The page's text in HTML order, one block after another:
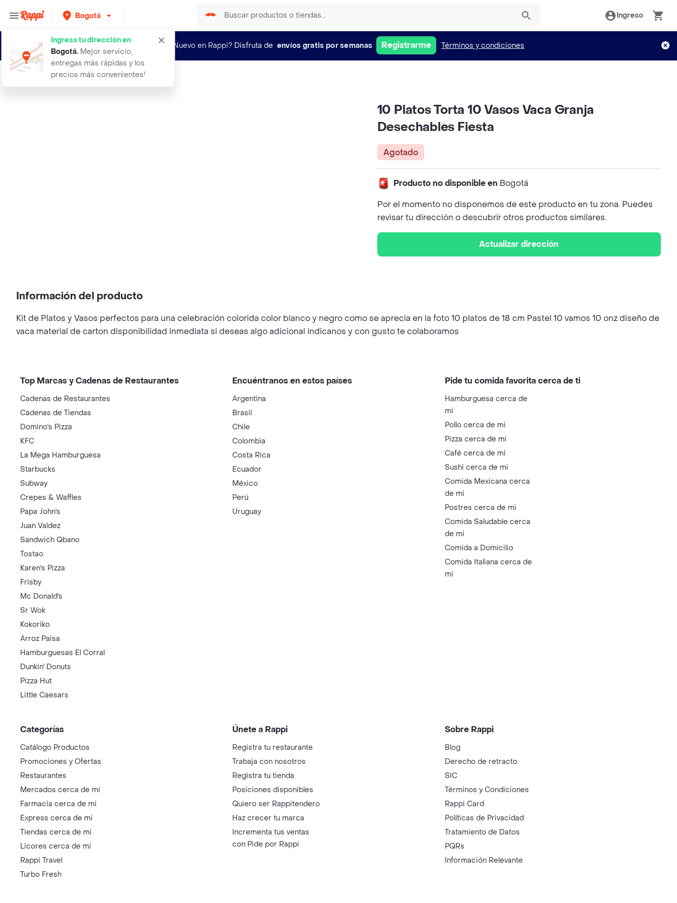
Bogotá
Ingresa tu dirección en
Bogotá. Mejor servicio,
entregas más rápidas y los
precios más convenientes!
Ingreso
¿Nuevo en Rappi? Disfruta de envíos gratis por semanas Registrarme Términos y condiciones
10 platos torta 10 vasos vaca granj
10 Platos Torta 10 Vasos Vaca Granja
Desechables Fiesta
Agotado
Producto no disponible en Bogotá
Por el momento no disponemos de este producto en tu zona. Puedes
revisar tu dirección o descubrir otros productos similares.
Actualizar dirección
Información del producto
Kit de Platos y Vasos perfectos para una celebración colorida color blanco y negro como se aprecia en la foto 10 platos de 18 cm Pastel 10 vamos 10 onz diseño de
vaca material de carton disponibilidad inmediata si deseas algo adicional indicanos y con gusto te colaboramos
Top Marcas y Cadenas de Restaurantes
Cadenas de Restaurantes
Cadenas de Tiendas
Domino's Pizza
KFC
La Mega Hamburguesa
Starbucks
Subway
Crepes & Waffles
Papa John's
Juan Valdez
Sandwich Qbano
Tostao
Karen's Pizza
Frisby
Mc Donald's
Sr Wok
Kokoriko
Arroz Paisa
Hamburguesas El Corral
Dunkin' Donuts
Pizza Hut
Little Caesars
Encuéntranos en estos países
Argentina
Brasil
Chile
Colombia
Costa Rica
Ecuador
México
Perú
Uruguay
Pide tu comida favorita cerca de ti
Hamburguesa cerca de
mi
Pollo cerca de mi
Pizza cerca de mi
Café cerca de mi
Sushi cerca de mi
Comida Mexicana cerca
de mi
Postres cerca de mi
Comida Saludable cerca
de mi
Comida a Domicilio
Comida Italiana cerca de
mi
Categorías
Catálogo Productos
Promociones y Ofertas
Restaurantes
Mercados cerca de mi
Farmacia cerca de mi
Express cerca de mi
Tiendas cerca de mi
Licores cerca de mi
Rappi Travel
Turbo Fresh
Únete a Rappi
Registra tu restaurante
Trabaja con nosotros
Registra tu tienda
Posiciones disponibles
Quiero ser Rappitendero
Haz crecer tu marca
Incrementa tus ventas
con Pide por Rappi
Sobre Rappi
Blog
Derecho de retracto
SIC
Términos y Condiciones
Rappi Card
Políticas de Privacidad
Tratamiento de Datos
PQRs
Información Relevante